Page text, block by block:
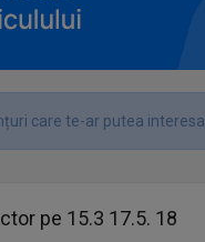
care te-ar putea interesa.
pe 15.3 17.5. 18